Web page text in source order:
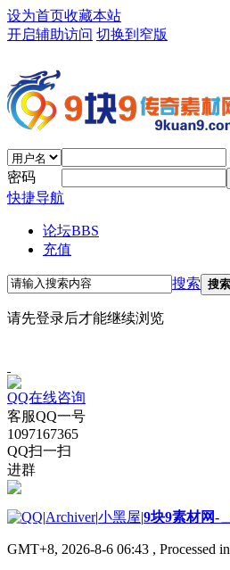
设为首页收藏本站
开启辅助访问 切换到窄版
密码
快捷导航
论坛BBS
充值
搜索 搜索
请先登录后才能继续浏览
QQ在线咨询
客服QQ一号
1097167365
QQ扫一扫
进群
|Archiver|小黑屋|9块9素材网-
GMT+8, 2026-8-6 06:43 , Processed